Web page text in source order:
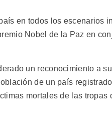
en todos los escenarios
Nobel de la Paz en
un reconocimiento a
de un país
mortales de las tropas